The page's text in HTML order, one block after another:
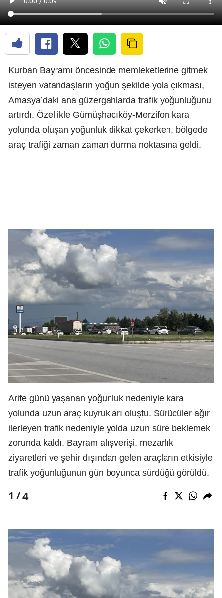
Kurban Bayramı öncesinde memleketlerine gitmek
isteyen vatandaşların yoğun şekilde yola çıkması,
Amasya’daki ana güzergahlarda trafik yoğunluğunu
artırdı. Özellikle Gümüşhacıköy-Merzifon kara
yolunda oluşan yoğunluk dikkat çekerken, bölgede
araç trafiği zaman zaman durma noktasına geldi.
Arife günü yaşanan yoğunluk nedeniyle kara
yolunda uzun araç kuyrukları oluştu. Sürücüler ağır
ilerleyen trafik nedeniyle yolda uzun süre beklemek
zorunda kaldı. Bayram alışverişi, mezarlık
ziyaretleri ve şehir dışından gelen araçların etkisiyle
trafik yoğunluğunun gün boyunca sürdüğü görüldü.
1 /4